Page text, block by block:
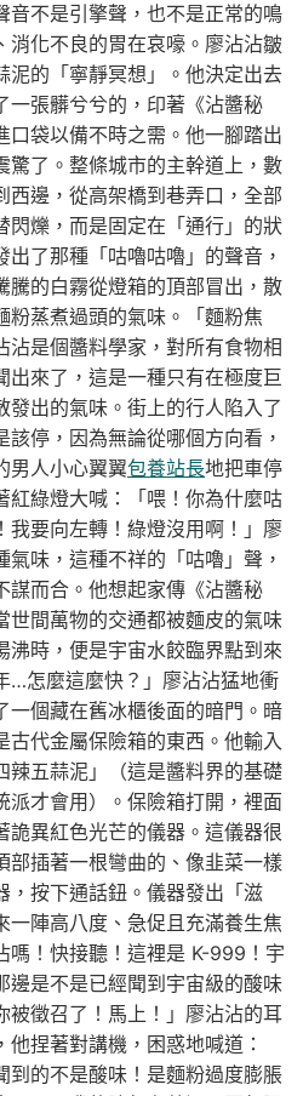
不是引擎聲，也不是正常的鳴
消化不良的胃在哀嚎。廖沾沾皺
泥的「寧靜冥想」。他決定出去
一張髒兮兮的，印著《沾醬秘
口袋以備不時之需。他一腳踏出
驚了。整條城市的主幹道上，數
西邊，從高架橋到巷弄口，全部
閃爍，而是固定在「通行」的狀
了那種「咕嚕咕嚕」的聲音，
騰的白霧從燈箱的頂部冒出，散
蒸煮過頭的氣味。「麵粉焦
沾是個醬料學家，對所有食物相
出來了，這是一種只有在極度巨
發出的氣味。街上的行人陷入了
停，因為無論從哪個方向看，
男人小心翼翼包養站長地把車停
紅綠燈大喊：「喂！你為什麼咕
我要向左轉！綠燈沒用啊！」廖
味，這種不祥的「咕嚕」聲，
謀而合。他想起家傳《沾醬秘
世間萬物的交通都被麵皮的氣味
沸時，便是宇宙水餃臨界點到來
…怎麼這麼快？」廖沾沾猛地衝
一個藏在舊冰櫃後面的暗門。暗
古代金屬保險箱的東西。他輸入
辣五蒜泥」（這是醬料界的基礎
派才會用）。保險箱打開，裡面
詭異紅色光芒的儀器。這儀器很
部插著一根彎曲的、像韭菜一樣
，按下通話鈕。儀器發出「滋
陣高八度、急促且充滿養生焦
嗎！快接聽！這裡是 K-999！宇
邊是不是已經聞到宇宙級的酸味
被徵召了！馬上！」廖沾沾的耳
捏著對講機，困惑地喊道：
到的不是酸味！是麵粉過度膨脹